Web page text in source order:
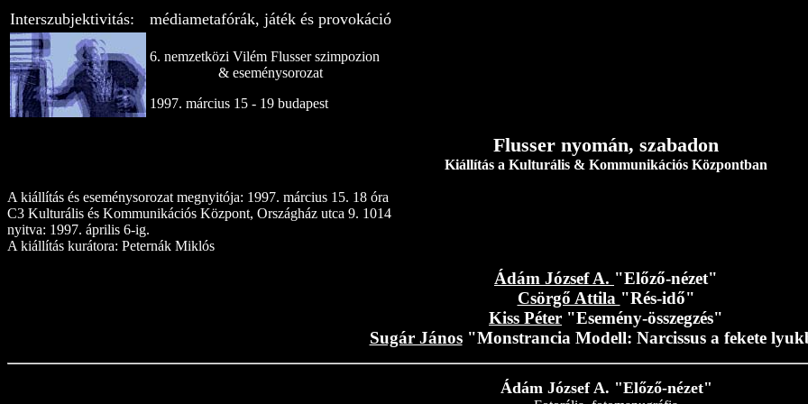
Interszubjektivitás: médiametafórák, játék és provokáció
6. nemzetközi Vilém Flusser szimpozion
& eseménysorozat
1997. március 15 - 19 budapest
Flusser nyomán, szabadon
Kiállítás a Kulturális & Kommunikációs Központban
A kiállítás és eseménysorozat megnyitója: 1997. március 15. 18 óra
C3 Kulturális és Kommunikációs Központ, Országház utca 9. 1014
nyitva: 1997. április 6-ig.
A kiállítás kurátora: Peternák Miklós
Ádám József A. "Előző-nézet"
Csörgő Attila "Rés-idő"
Kiss Péter "Esemény-összegzés"
Sugár János"Monstrancia Modell: Narcissus a fekete
Ádám József A. "Előző-nézet"